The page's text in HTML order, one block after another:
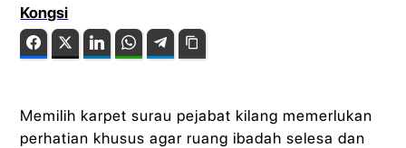
Kongsi
FacebookTwitter LinkedIn WhatsAppTelegram
Memilih karpet surau pejabat kilang memerlukan
perhatian khusus agar ruang ibadah selesa dan